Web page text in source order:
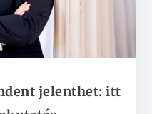
jelenthet: itt